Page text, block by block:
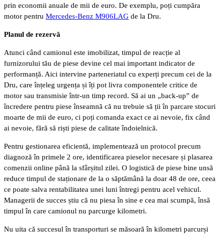
prin economii anuale de mii de euro. De exemplu, poți cumpăra
motor pentru Mercedes-Benz M906LAG de la Dru.
Planul de rezervă
Atunci când camionul este imobilizat, timpul de reacție al
furnizorului tău de piese devine cel mai important indicator de
performanță. Aici intervine parteneriatul cu experți precum cei de la
Dru, care înțeleg urgența și îți pot livra componentele critice de
motor sau transmisie într-un timp record. Să ai un „back-up” de
încredere pentru piese înseamnă că nu trebuie să ții în parcare stocuri
moarte de mii de euro, ci poți comanda exact ce ai nevoie, fix când
ai nevoie, fără să riști piese de calitate îndoielnică.
Pentru gestionarea eficientă, implementează un protocol precum
diagnoză în primele 2 ore, identificarea pieselor necesare și plasarea
comenzii online până la sfârșitul zilei. O logistică de piese bine unsă
reduce timpul de staționare de la o săptămână la doar 48 de ore, ceea
ce poate salva rentabilitatea unei luni întregi pentru acel vehicul.
Managerii de succes știu că nu piesa în sine e cea mai scumpă, însă
timpul în care camionul nu parcurge kilometri.
Nu uita că succesul în transporturi se măsoară în kilometri parcurși